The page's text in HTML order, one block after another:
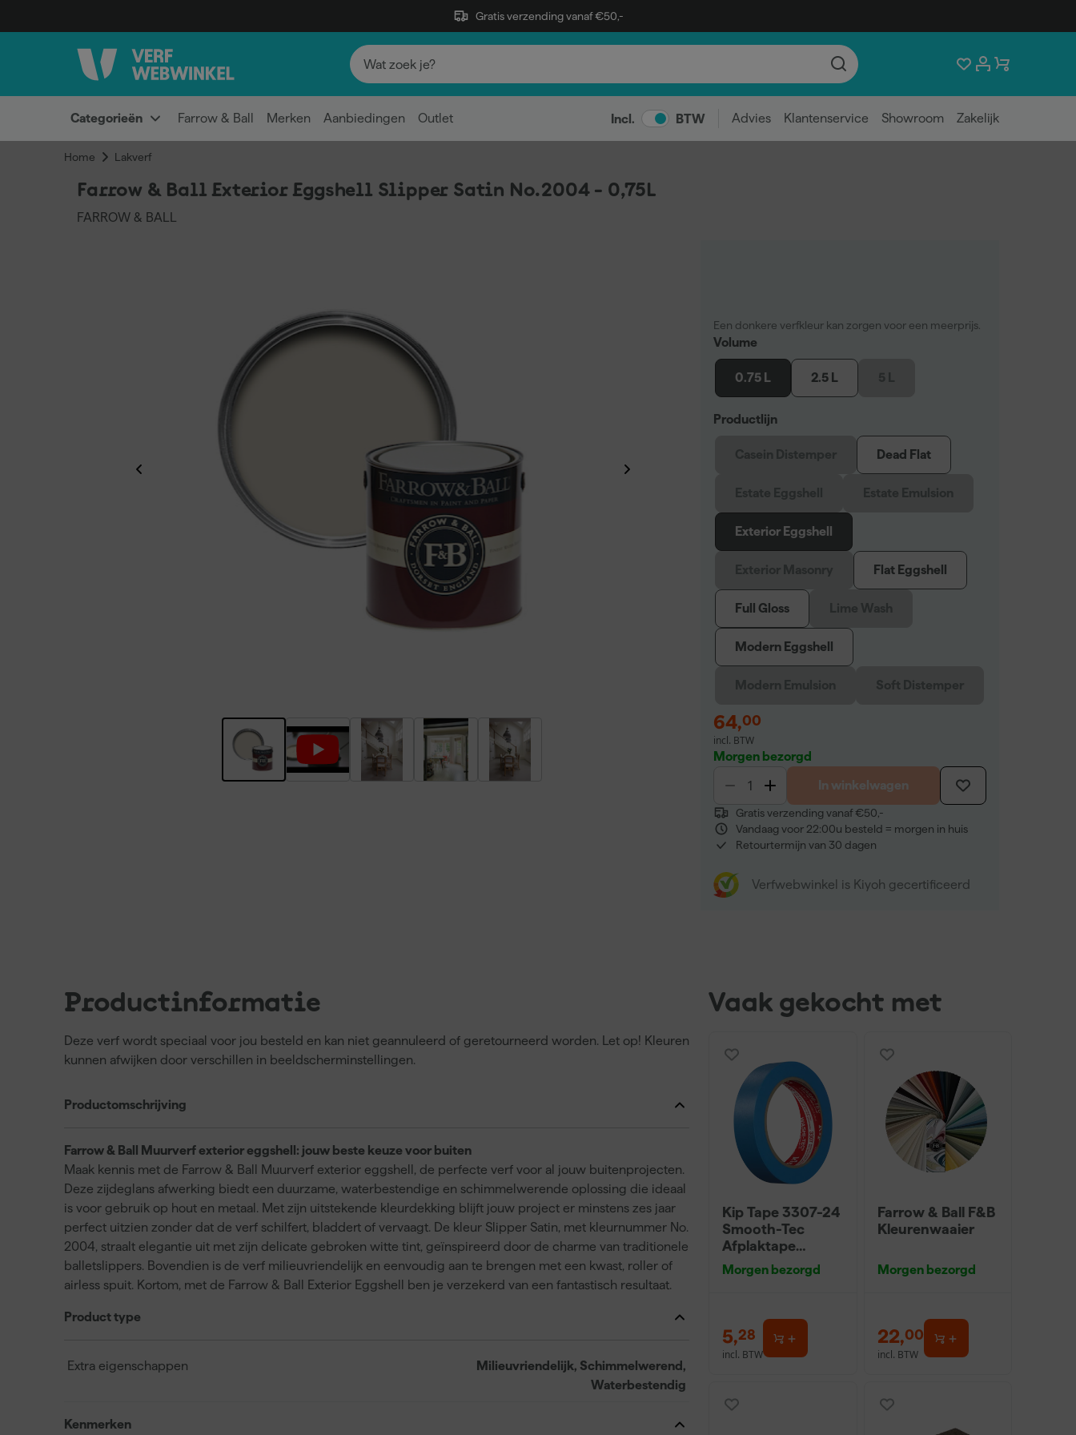
Gratis verzending vanaf €50,-
Categorieën Farrow & Ball Merken Aanbiedingen Outlet Incl. BTW Advies Klantenservice Showroom Zakelijk
Home Lakverf
Farrow & Ball Exterior Eggshell Slipper Satin No.2004 - 0,75L
FARROW & BALL
Een donkere verfkleur kan zorgen voor een meerprijs.
Volume
0.75 L 2.5 L
Productlijn
Dead Flat
Exterior Eggshell
Flat Eggshell
Full Gloss
Modern Eggshell
64,00
incl. BTW
Morgen bezorgd
In winkelwagen
Gratis verzending vanaf €50,-
Vandaag voor 22:00u besteld = morgen in huis
Retourtermijn van 30 dagen
Verfwebwinkel is Kiyoh gecertificeerd
Productinformatie
Deze verf wordt speciaal voor jou besteld en kan niet geannuleerd of geretourneerd worden. Let op! Kleuren
kunnen afwijken door verschillen in beeldscherminstellingen.
Productomschrijving
Farrow & Ball Muurverf exterior eggshell: jouw beste keuze voor buiten
Maak kennis met de Farrow & Ball Muurverf exterior eggshell, de perfecte verf voor al jouw buitenprojecten.
Deze zijdeglans afwerking biedt een duurzame, waterbestendige en schimmelwerende oplossing die ideaal
is voor gebruik op hout en metaal. Met zijn uitstekende kleurdekking blijft jouw project er minstens zes jaar
perfect uitzien zonder dat de verf schilfert, bladdert of vervaagt. De kleur Slipper Satin, met kleurnummer No.
2004, straalt elegantie uit met zijn delicate gebroken witte tint, geïnspireerd door de charme van traditionele
balletslippers. Bovendien is de verf milieuvriendelijk en eenvoudig aan te brengen met een kwast, roller of
airless spuit. Kortom, met de Farrow & Ball Exterior Eggshell ben je verzekerd van een fantastisch resultaat.
Product type
Extra eigenschappen
Milieuvriendelijk, Schimmelwerend,
Waterbestendig
Kenmerken
Vaak gekocht met
Kip Tape 3307-24
Smooth-Tec
Afplaktape
Buitengebruik -
24mm x 50m
Morgen bezorgd
5,28
incl. BTW
Farrow & Ball F&B
Kleurenwaaier
Morgen bezorgd
22,00
incl. BTW